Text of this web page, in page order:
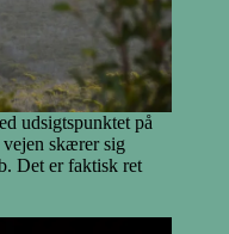
udsigtspunktet på
skærer sig
Det er faktisk ret